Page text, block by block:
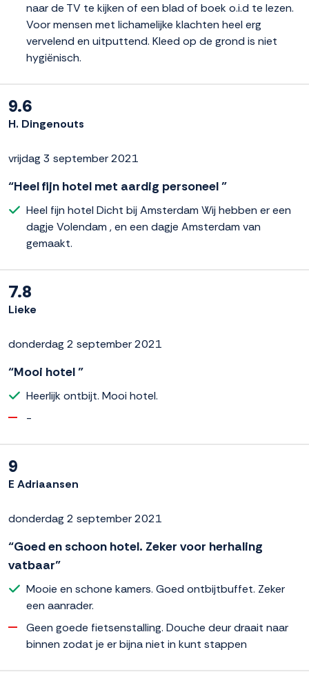
naar de TV te kijken of een blad of boek o.i.d te lezen.
Voor mensen met lichamelijke klachten heel erg
vervelend en uitputtend. Kleed op de grond is niet
hygiënisch.
9.6
H. Dingenouts
vrijdag 3 september 2021
“Heel fijn hotel met aardig personeel ”
Heel fijn hotel Dicht bij Amsterdam Wij hebben er een
dagje Volendam , en een dagje Amsterdam van
gemaakt.
7.8
Lieke
donderdag 2 september 2021
“Mooi hotel ”
Heerlijk ontbijt. Mooi hotel.
-
9
E Adriaansen
donderdag 2 september 2021
“Goed en schoon hotel. Zeker voor herhaling
vatbaar”
Mooie en schone kamers. Goed ontbijtbuffet. Zeker
een aanrader.
Geen goede fietsenstalling. Douche deur draait naar
binnen zodat je er bijna niet in kunt stappen